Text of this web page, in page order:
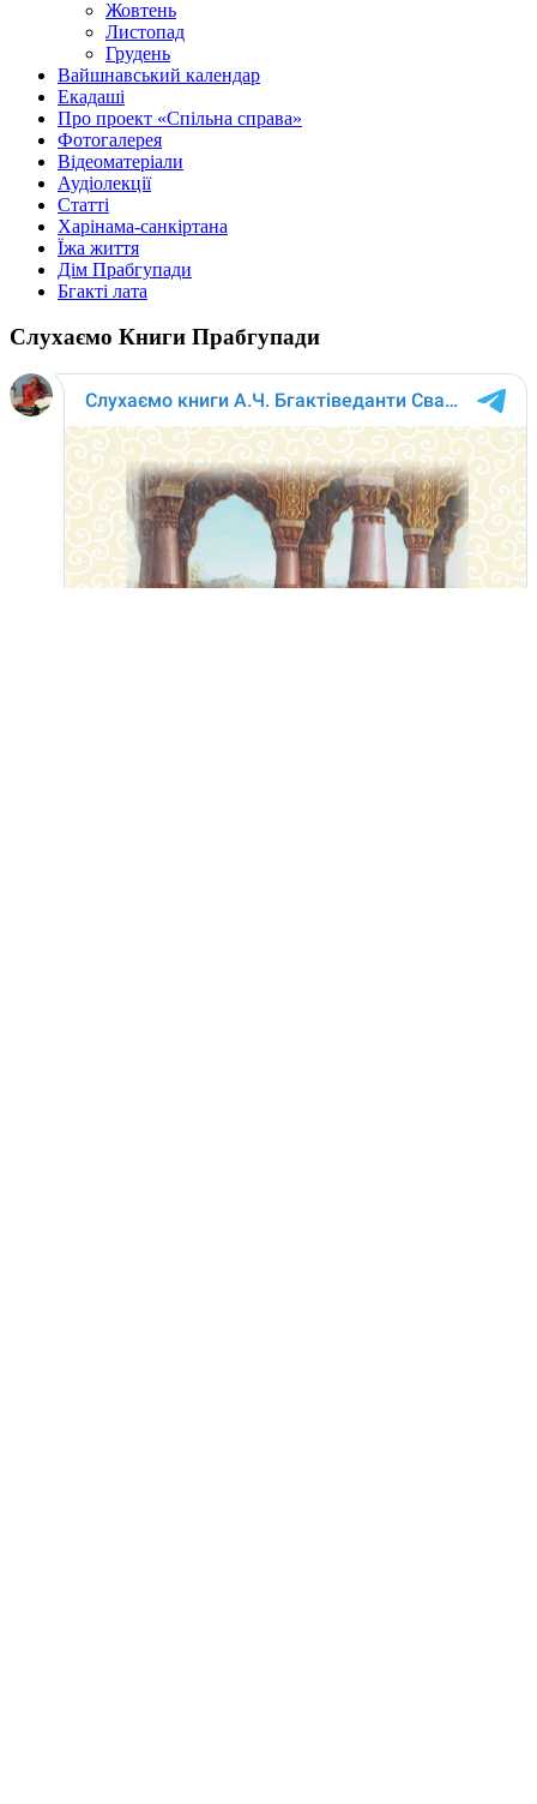
Жовтень
Листопад
Грудень
Вайшнавський календар
Екадаші
Про проект «Спільна справа»
Фотогалерея
Відеоматеріали
Аудіолекції
Статті
Харінама-санкіртана
Їжа життя
Дім Прабгупади
Бгакті лата
Слухаємо Книги Прабгупади